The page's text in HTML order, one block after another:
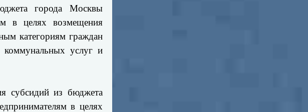
города Москвы
в целях возмещения
категориям граждан
услуг и
субсидий из бюджета
в целях